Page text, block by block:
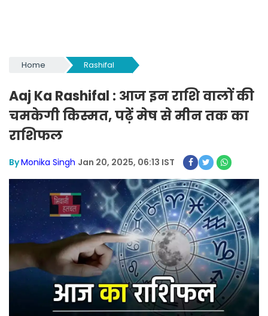
Home Rashifal
Aaj Ka Rashifal : आज इन राशि वालों की
चमकेगी किस्मत, पढ़ें मेष से मीन तक का
राशिफल
ByMonika Singh Jan 20, 2025, 06:13 IST